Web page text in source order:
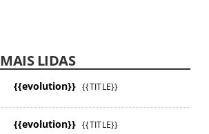
MAIS LIDAS
{{evolution}} {{TITLE}}
{{evolution}} {{TITLE}}